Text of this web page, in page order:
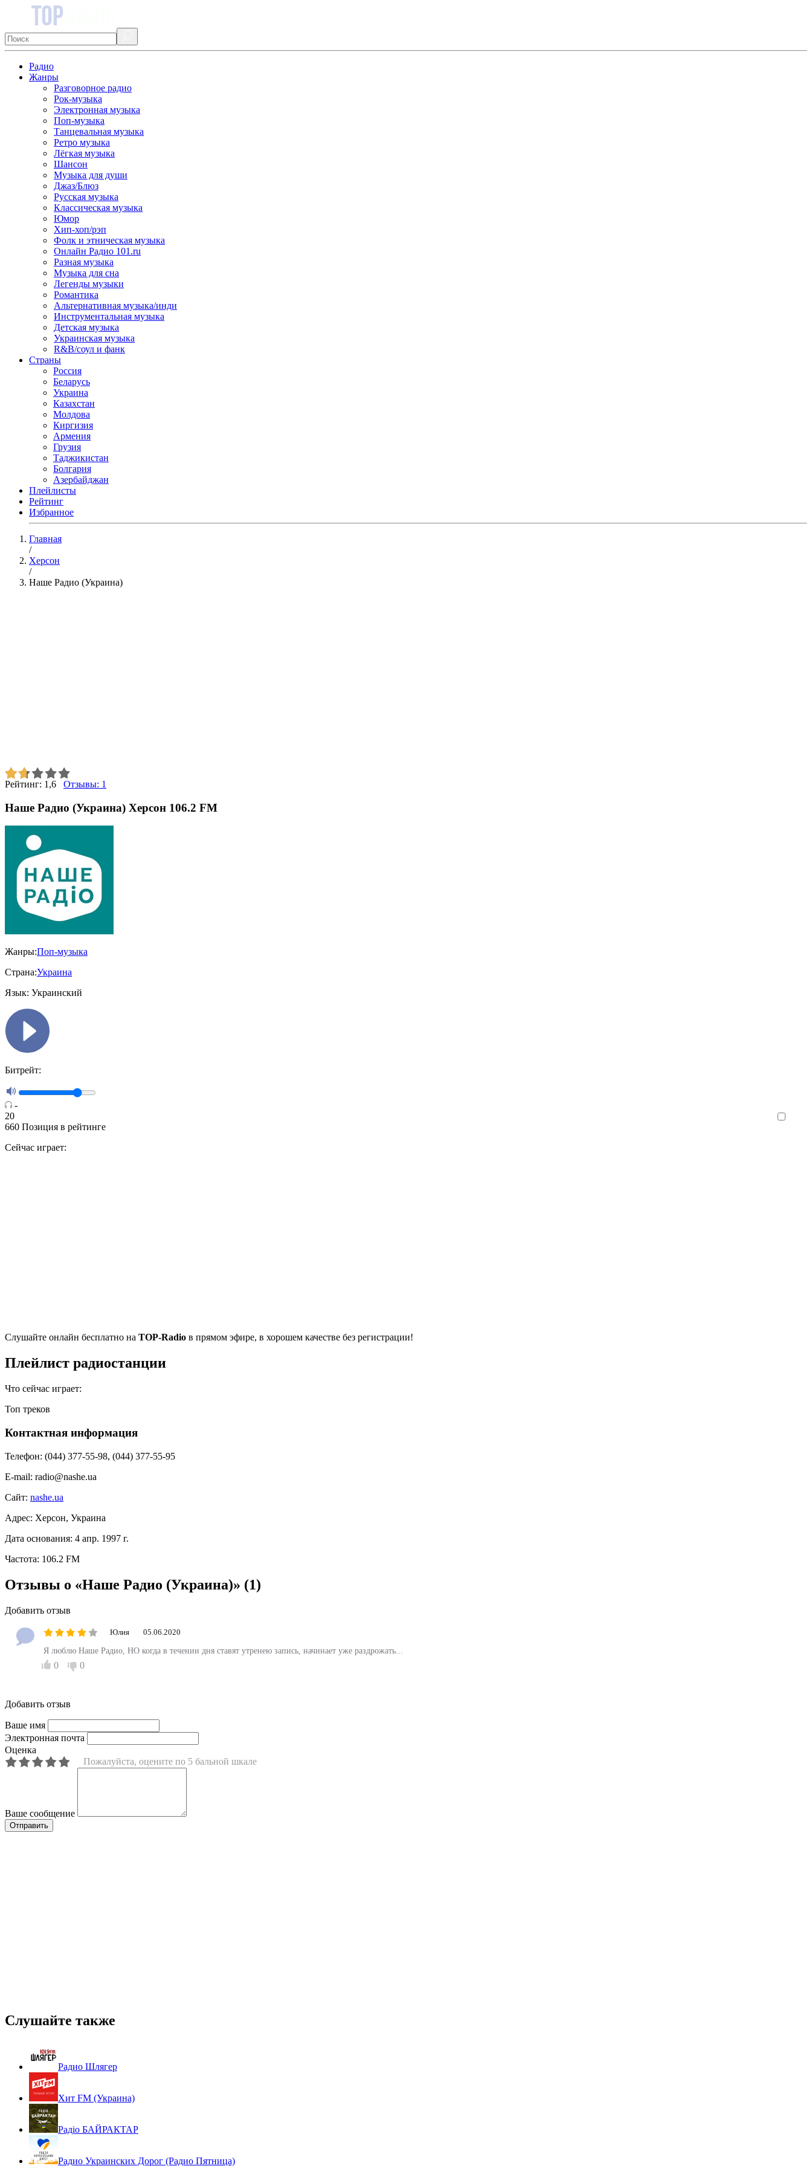
Радио
Жанры
Разговорное радио
Рок-музыка
Электронная музыка
Поп-музыка
Танцевальная музыка
Ретро музыка
Лёгкая музыка
Шансон
Музыка для души
Джаз/Блюз
Русская музыка
Классическая музыка
Юмор
Хип-хоп/рэп
Фолк и этническая музыка
Онлайн Радио 101.ru
Разная музыка
Музыка для сна
Легенды музыки
Романтика
Альтернативная музыка/инди
Инструментальная музыка
Детская музыка
Украинская музыка
R&B/cоул и фанк
Страны
Россия
Беларусь
Украина
Казахстан
Молдова
Киргизия
Армения
Грузия
Таджикистан
Болгария
Азербайджан
Плейлисты
Рейтинг
Избранное
Главная
/
Херсон
/
Наше Радио (Украина)
Рейтинг: 1,6 Отзывы: 1
Наше Радио (Украина) Херсон 106.2 FM
Жанры:Поп-музыка
Страна:Украина
Язык: Украинский
Битрейт:
-
20
660 Позиция в рейтинге
Сейчас играет:
Cлушайте онлайн бесплатно на TOP-Radio в прямом эфире, в хорошем качестве без регистрации!
Плейлист радиостанции
Что сейчас играет:
Топ треков
Контактная информация
Телефон: (044) 377-55-98, (044) 377-55-95
E-mail: radio@nashe.ua
Сайт: nashe.ua
Адрес: Херсон, Украина
Дата основания: 4 апр. 1997 г.
Частота: 106.2 FM
Отзывы о «Наше Радио (Украина)» (1)
Добавить отзыв
Юлия 05.06.2020
Я люблю Наше Радио, НО когда в течении дня ставят утренею запись, начинает уже раздрожать...
0 0
Добавить отзыв
Ваше имя
Электронная почта
Оценка
Пожалуйста, оцените по 5 бальной шкале
Ваше сообщение
Слушайте также
Радио Шлягер
Хит FM (Украина)
Радіо БАЙРАКТАР
Радио Украинских Дорог (Радио Пятница)